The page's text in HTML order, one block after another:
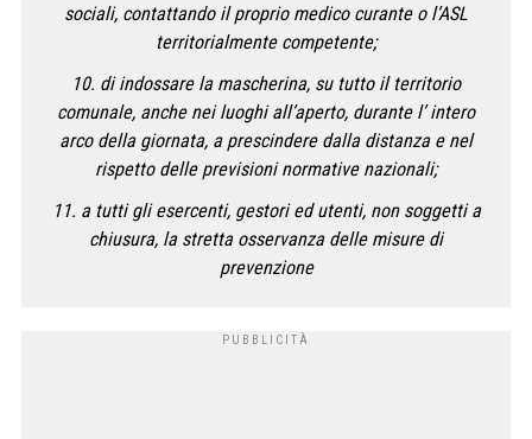
sociali, contattando il proprio medico curante o l’ASL
territorialmente competente;
10. di indossare la mascherina, su tutto il territorio
comunale, anche nei luoghi all’aperto, durante l’ intero
arco della giornata, a prescindere dalla distanza e nel
rispetto delle previsioni normative nazionali;
11. a tutti gli esercenti, gestori ed utenti, non soggetti a
chiusura, la stretta osservanza delle misure di
prevenzione